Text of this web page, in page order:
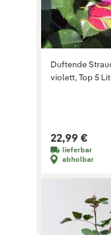
Duftende
violett, Top 5
22,99 €
lieferbar
abholbar